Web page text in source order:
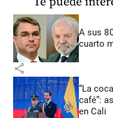
A sus
cuarto
share
“La
café”:
en Cali